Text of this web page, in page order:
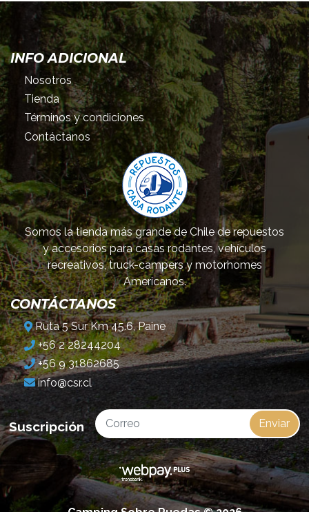
INFO ADICIONAL
Nosotros
Tienda
Términos y condiciones
Contáctanos
Somos la tienda más grande de Chile de repuestos
y accesorios para casas rodantes, vehículos
recreativos, truck-campers y motorhomes
Americanos.
CONTÁCTANOS
Ruta 5 Sur Km 45.6, Paine
+56 2 28244204
+56 9 31862685
info@csr.cl
Suscripción Enviar